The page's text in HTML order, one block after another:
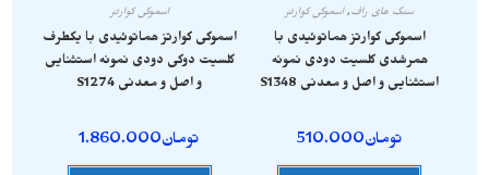
سنگ های راف,اسموکی کوارتز
اسموکی کوارتز هماتوئیدی با
همرشدی کلسیت دودی نمونه
استثنایی و اصل و معدنی S1348
تومان510.000
اسموکی کوارتز
اسموکی کوارتز هماتوئیدی با یکطرف
کلسیت دوکی دودی نمونه استثنایی
و اصل و معدنی S1274
تومان1.860.000